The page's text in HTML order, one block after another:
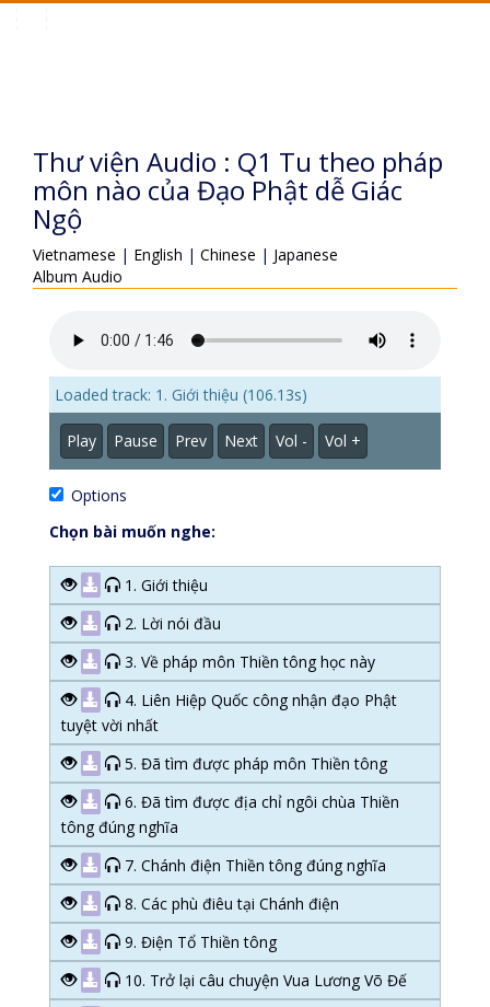
Thư viện Audio : Q1 Tu theo pháp
môn nào của Đạo Phật dễ Giác
Ngộ
Vietnamese | English | Chinese | Japanese
Album Audio
Loaded track: 1. Giới thiệu (106.13s)
Play Pause Prev Next Vol - Vol +
Options
Chọn bài muốn nghe:
1. Giới thiệu
2. Lời nói đầu
3. Về pháp môn Thiền tông học này
4. Liên Hiệp Quốc công nhận đạo Phật
tuyệt vời nhất
5. Đã tìm được pháp môn Thiền tông
6. Đã tìm được địa chỉ ngôi chùa Thiền
tông đúng nghĩa
7. Chánh điện Thiền tông đúng nghĩa
8. Các phù điêu tại Chánh điện
9. Điện Tổ Thiền tông
10. Trở lại câu chuyện Vua Lương Võ Đế